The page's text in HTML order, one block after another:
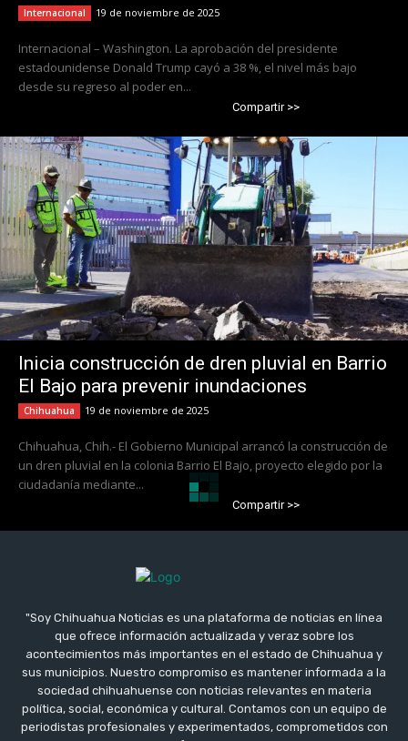
Internacional 19 de noviembre de 2025
Internacional – Washington. La aprobación del presidente
estadounidense Donald Trump cayó a 38 %, el nivel más bajo
desde su regreso al poder en...
Compartir >>
Inicia construcción de dren pluvial en Barrio
El Bajo para prevenir inundaciones
Chihuahua 19 de noviembre de 2025
Chihuahua, Chih.- El Gobierno Municipal arrancó la construcción de
un dren pluvial en la colonia Barrio El Bajo, proyecto elegido por la
ciudadanía mediante...
Compartir >>
"Soy Chihuahua Noticias es una plataforma de noticias en línea
que ofrece información actualizada y veraz sobre los
acontecimientos más importantes en el estado de Chihuahua y
sus municipios. Nuestro compromiso es mantener informada a la
sociedad chihuahuense con noticias relevantes en materia
política, social, económica y cultural. Contamos con un equipo de
periodistas profesionales y experimentados, comprometidos con